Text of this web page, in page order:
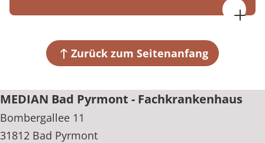
31812 Bad PyrmontZurück zum Seitenanfang
MEDIAN Bad Pyrmont - Fachkrankenhaus
Bombergallee 11
31812 Bad Pyrmont